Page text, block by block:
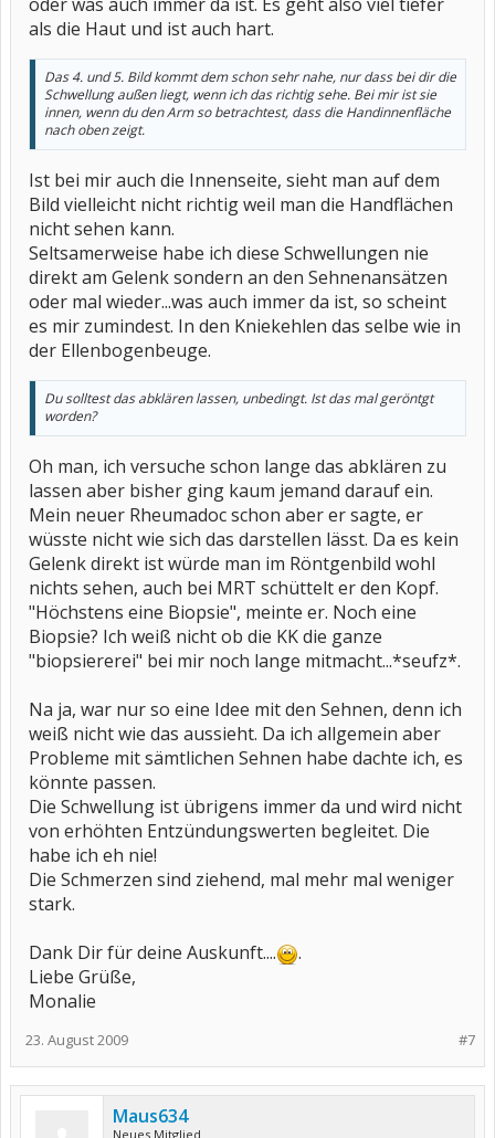
als die Haut und ist auch hart.
Das 4. und 5. Bild kommt dem schon sehr nahe, nur dass bei dir die
Schwellung außen liegt, wenn ich das richtig sehe. Bei mir ist sie
innen, wenn du den Arm so betrachtest, dass die Handinnenfläche
nach oben zeigt.
Ist bei mir auch die Innenseite, sieht man auf dem
Bild vielleicht nicht richtig weil man die Handflächen
nicht sehen kann.
Seltsamerweise habe ich diese Schwellungen nie
direkt am Gelenk sondern an den Sehnenansätzen
oder mal wieder...was auch immer da ist, so scheint
es mir zumindest. In den Kniekehlen das selbe wie in
der Ellenbogenbeuge.
Du solltest das abklären lassen, unbedingt. Ist das mal geröntgt
worden?
Oh man, ich versuche schon lange das abklären zu
lassen aber bisher ging kaum jemand darauf ein.
Mein neuer Rheumadoc schon aber er sagte, er
wüsste nicht wie sich das darstellen lässt. Da es kein
Gelenk direkt ist würde man im Röntgenbild wohl
nichts sehen, auch bei MRT schüttelt er den Kopf.
"Höchstens eine Biopsie", meinte er. Noch eine
Biopsie? Ich weiß nicht ob die KK die ganze
"biopsiererei" bei mir noch lange mitmacht...*seufz*.
Na ja, war nur so eine Idee mit den Sehnen, denn ich
weiß nicht wie das aussieht. Da ich allgemein aber
Probleme mit sämtlichen Sehnen habe dachte ich, es
könnte passen.
Die Schwellung ist übrigens immer da und wird nicht
von erhöhten Entzündungswerten begleitet. Die
habe ich eh nie!
Die Schmerzen sind ziehend, mal mehr mal weniger
stark.
Dank Dir für deine Auskunft....
.
Liebe Grüße,
Monalie
#7
23. August 2009
Maus634
Neues Mitglied